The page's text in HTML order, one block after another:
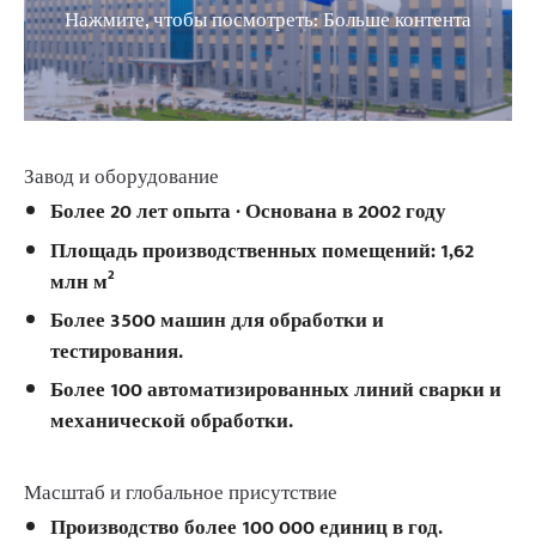
Нажмите, чтобы посмотреть: Больше контента
Завод и оборудование
Более 20 лет опыта · Основана в 2002 году
Площадь производственных помещений: 1,62
млн м²
Более 3500 машин для обработки и
тестирования.
Более 100 автоматизированных линий сварки и
механической обработки.
Масштаб и глобальное присутствие
Производство более 100 000 единиц в год.